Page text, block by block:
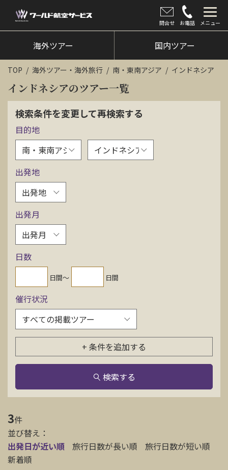
問合せ お電話 メニュー
海外ツアー
国内ツアー
クルーズツアー
ツアー催行状況
旅のひろば
イベント
新着情報
会社情報
資料請求
電話にてお問い合わせ
検索
海外ツアー 国内ツアー
TOP 海外ツアー・海外旅行 南・東南アジア インドネシア
インドネシアのツアー一覧
検索条件を変更して再検索する
目的地
出発地
出発月
日数
日間〜 日間
催行状況
+ 条件を追加する
検索する
3件
並び替え：
出発日が近い順
旅行日数が長い順
旅行日数が短い順
新着順